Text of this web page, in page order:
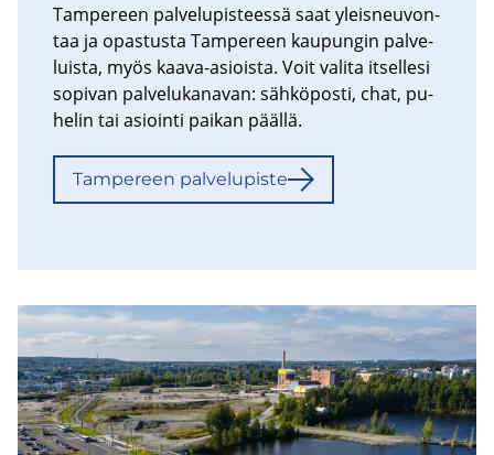
Tam­pe­reen pal­ve­lu­pis­tees­sä saat yleis­neu­von­
taa ja opas­tus­ta Tam­pe­reen kau­pun­gin pal­ve­
luis­ta, myös kaava-​asioista. Voit va­li­ta it­sel­le­si
so­pi­van pal­ve­lu­ka­na­van: säh­kö­pos­ti, chat, pu­
he­lin tai asioin­ti pai­kan pääl­lä.
Tam­pe­reen pal­ve­lu­pis­te